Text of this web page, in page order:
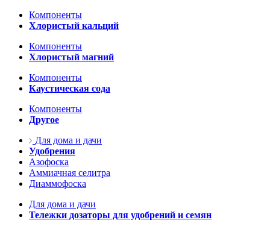
Компоненты
Хлористый кальций
Компоненты
Хлористый магний
Компоненты
Каустическая сода
Компоненты
Другое
Для дома и дачи
Удобрения
Азофоска
Аммиачная селитра
Диаммофоска
Для дома и дачи
Тележки дозаторы для удобрений и семян